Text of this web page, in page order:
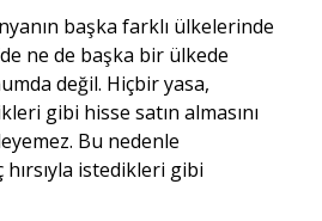
başka farklı ülkelerinde
ne de başka bir ülkede
değil. Hiçbir yasa,
gibi hisse satın almasını
Bu nedenle
istedikleri gibi